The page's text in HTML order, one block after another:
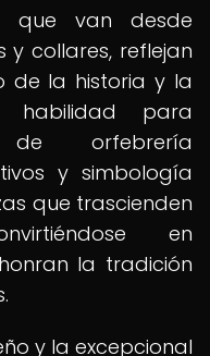
que van desde
y collares, reflejan
de la historia y la
habilidad para
orfebrería
y simbología
que trascienden
en
la tradición
y la excepcional